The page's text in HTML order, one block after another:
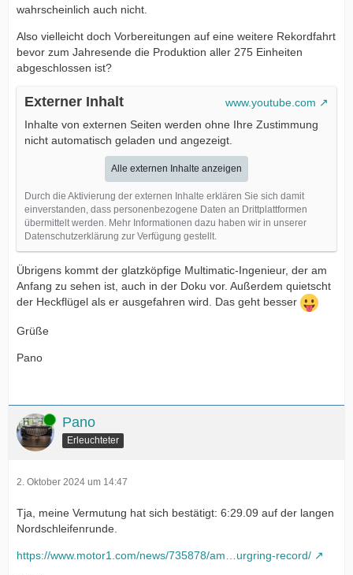
wahrscheinlich auch nicht.
Also vielleicht doch Vorbereitungen auf eine weitere Rekordfahrt
bevor zum Jahresende die Produktion aller 275 Einheiten
abgeschlossen ist?
Externer Inhalt
www.youtube.com
Inhalte von externen Seiten werden ohne Ihre Zustimmung
nicht automatisch geladen und angezeigt.
Alle externen Inhalte anzeigen
Durch die Aktivierung der externen Inhalte erklären Sie sich damit
einverstanden, dass personenbezogene Daten an Drittplattformen
übermittelt werden. Mehr Informationen dazu haben wir in unserer
Datenschutzerklärung zur Verfügung gestellt.
Übrigens kommt der glatzköpfige Multimatic-Ingenieur, der am
Anfang zu sehen ist, auch in der Doku vor. Außerdem quietscht
der Heckflügel als er ausgefahren wird. Das geht besser
Grüße
Pano
Online Pano
Erleuchteter
2. Oktober 2024 um 14:47
Tja, meine Vermutung hat sich bestätigt: 6:29.09 auf der langen
Nordschleifenrunde.
https://www.motor1.com/news/735878/am…urgring-record/